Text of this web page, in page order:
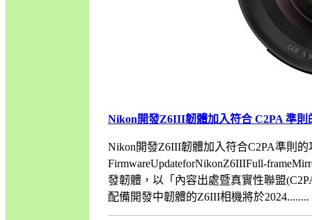
Nikon開發Z6III韌體加入符合 C2PA 準則
Nikon開發Z6III韌體加入符合C2PA準則
FirmwareUpdateforNikonZ6IIIFull-
發韌體，以「內容出處暨真實性聯盟
配備開發中韌體的Z6III相機將於2024........